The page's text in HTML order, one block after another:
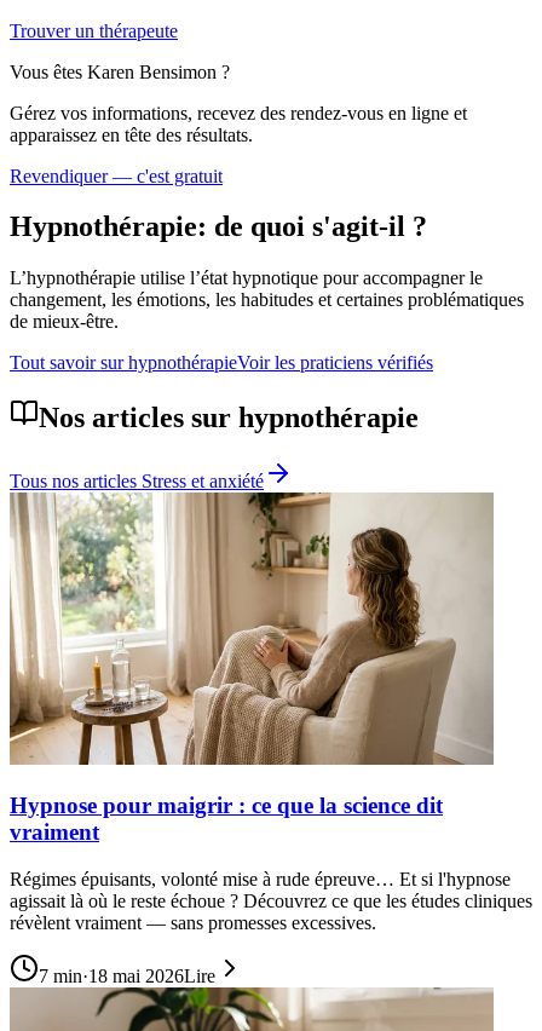
Trouver un thérapeute
Vous êtes Karen Bensimon ?
Gérez vos informations, recevez des rendez-vous en ligne et
apparaissez en tête des résultats.
Revendiquer — c'est gratuit
Hypnothérapie: de quoi s'agit-il ?
L’hypnothérapie utilise l’état hypnotique pour accompagner le
changement, les émotions, les habitudes et certaines problématiques
de mieux-être.
Tout savoir surhypnothérapieVoir les praticiens vérifiés
Nos articles sur hypnothérapie
Tous nos articles Stress et anxiété
Hypnose pour maigrir : ce que la science dit
vraiment
Régimes épuisants, volonté mise à rude épreuve… Et si l'hypnose
agissait là où le reste échoue ? Découvrez ce que les études cliniques
révèlent vraiment — sans promesses excessives.
7 min·18 mai 2026Lire